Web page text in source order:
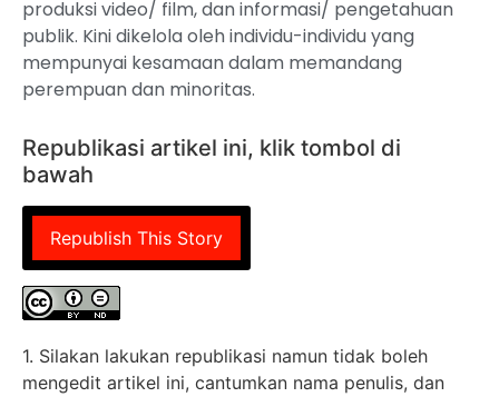
produksi video/ film, dan informasi/ pengetahuan
publik. Kini dikelola oleh individu-individu yang
mempunyai kesamaan dalam memandang
perempuan dan minoritas.
Republikasi artikel ini, klik tombol di
bawah
Republish This Story
1. Silakan lakukan republikasi namun tidak boleh
mengedit artikel ini, cantumkan nama penulis, dan